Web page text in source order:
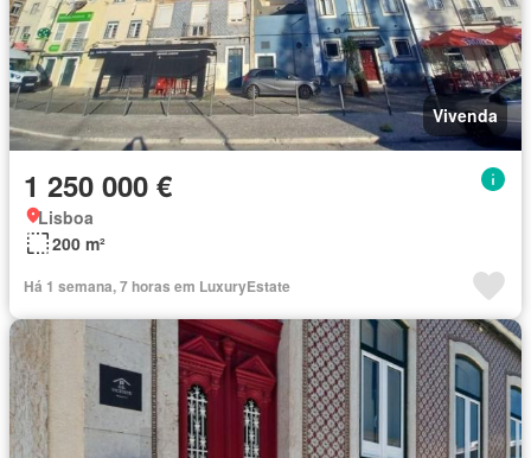
Vivenda
1 250 000 €
Lisboa
200 m²
Há 1 semana, 7 horas em LuxuryEstate